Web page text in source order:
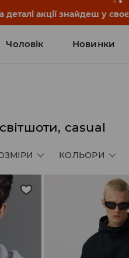
акції знайдеш у
Чоловік Новинки
casual
КОЛЬОРИ